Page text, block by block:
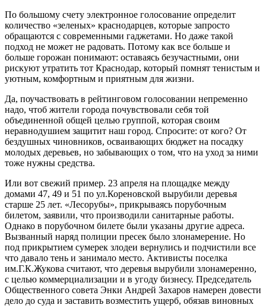
По большому счету электронное голосование определит
количество «зеленых» краснодарцев, которые запросто
обращаются с современными гаджетами. Но даже такой
подход не может не радовать. Потому как все больше и
больше горожан понимают: оставаясь безучастными, они
рискуют утратить тот Краснодар, который помнят тенистым и
уютным, комфортным и приятным для жизни.
Да, поучаствовать в рейтинговом голосовании непременно
надо, чтоб жители города почувствовали себя той
объединенной общей целью группой, которая своим
неравнодушием защитит наш город. Спросите: от кого? От
бездушных чиновников, осваивающих бюджет на посадку
молодых деревьев, но забывающих о том, что на уход за ними
тоже нужны средства.
Или вот свежий пример. 23 апреля на площадке между
домами 47, 49 и 51 по ул.Кореновской вырубили деревья
старше 25 лет. «Лесорубы», прикрываясь порубочным
билетом, заявили, что производили санитарные работы.
Однако в порубочном билете были указаны другие адреса.
Вызванный наряд полиции пресек было злонамерение. Но
под прикрытием сумерек злодеи вернулись и подчистили все
что давало тень и занимало место. Активисты поселка
им.Г.К.Жукова считают, что деревья вырубили злонамеренно,
с целью коммерциализации и в угоду бизнесу. Председатель
Общественного совета Энки Андрей Захаров намерен довести
дело до суда и заставить возместить ущерб, обязав виновных